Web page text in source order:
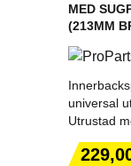
MED
(213MM
universal
Utrustad
Pris